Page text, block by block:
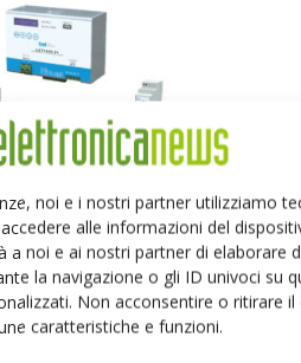
noi e i nostri partner utilizziamo
alle informazioni del
a noi e ai nostri partner di elaborare
la navigazione o gli ID univoci su
Non acconsentire o ritirare il
caratteristiche e funzioni.
massimi livelli
- Bel Power - 17 Luglio 2017